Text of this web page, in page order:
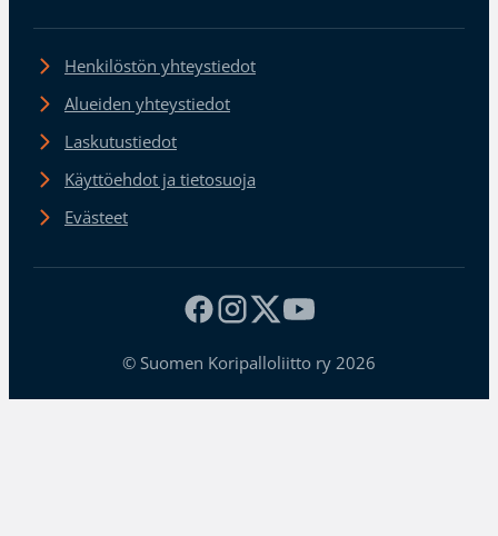
Henkilöstön yhteystiedot
Alueiden yhteystiedot
Laskutustiedot
Käyttöehdot ja tietosuoja
Evästeet
© Suomen Koripalloliitto ry 2026